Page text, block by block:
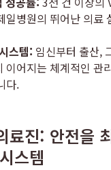
일병원의 뛰어난 의료
스템: 임신부터 출산,
이어지는 체계적인 관
다.
료진: 안전을
스템